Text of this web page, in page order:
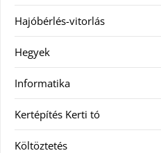
Hajóbérlés-vitorlás
Hegyek
Informatika
Kertépítés Kerti tó
Költöztetés